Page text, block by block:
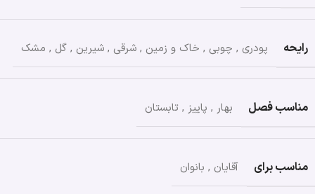
رایحه پودری , چوبی , خاک و زمین , شرقی , شیرین , گل , مشک
مناسب فصل بهار , پاییز , تابستان
مناسب برای آقایان , بانوان